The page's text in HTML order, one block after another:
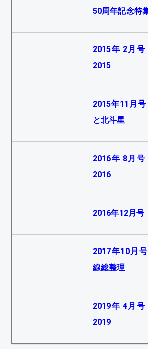
50周年記念特
2015年 2月
2015
2015年11月
と北斗星
2016年 8月
2016
2016年12月
2017年10月
線総整理
2019年 4月
2019